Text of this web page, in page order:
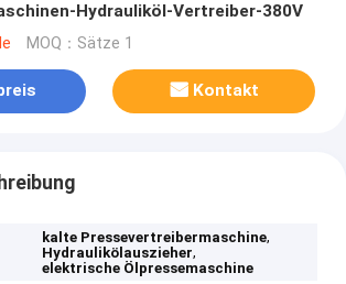
Hydrauliköl-Vertreiber-380V
MOQ：Sätze 1
Kontakt
kalte Pressevertreibermaschine,
Hydraulikölauszieher,
elektrische Ölpressemaschine